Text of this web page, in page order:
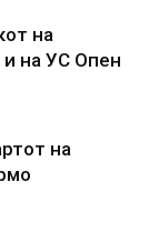
на
и на УС Опен
на